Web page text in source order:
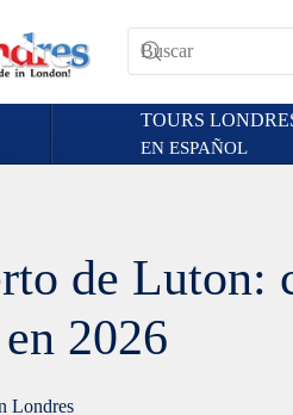
TOURS
EN ESPAÑOL
de Luton:
2026